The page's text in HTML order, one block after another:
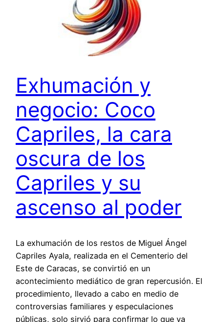
Exhumación y
negocio: Coco
Capriles, la cara
oscura de los
Capriles y su
ascenso al poder
La exhumación de los restos de Miguel Ángel
Capriles Ayala, realizada en el Cementerio del
Este de Caracas, se convirtió en un
acontecimiento mediático de gran repercusión. El
procedimiento, llevado a cabo en medio de
controversias familiares y especulaciones
públicas, solo sirvió para confirmar lo que ya